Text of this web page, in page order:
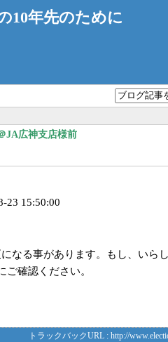
10年先のために
JA広神支店様前
23 15:50:00
なる事があります。もし、いら
ご確認ください。
トラックバックURL : http://